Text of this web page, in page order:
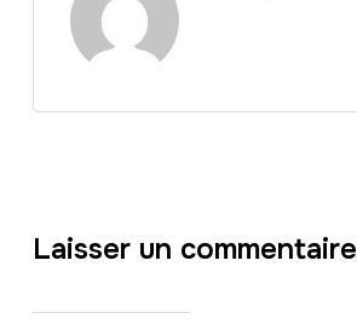
Laisser un commentaire